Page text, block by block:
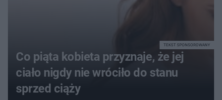
Co piąta kobieta przyznaje, że jej
ciało nigdy nie wróciło do stanu
sprzed ciąży
TEKST SPONSOROWANY